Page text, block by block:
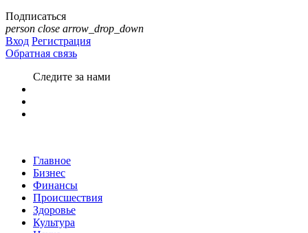
Подписаться
person close arrow_drop_down
Вход Регистрация
Обратная связь
Следите за нами
Главное
Бизнес
Финансы
Происшествия
Здоровье
Культура